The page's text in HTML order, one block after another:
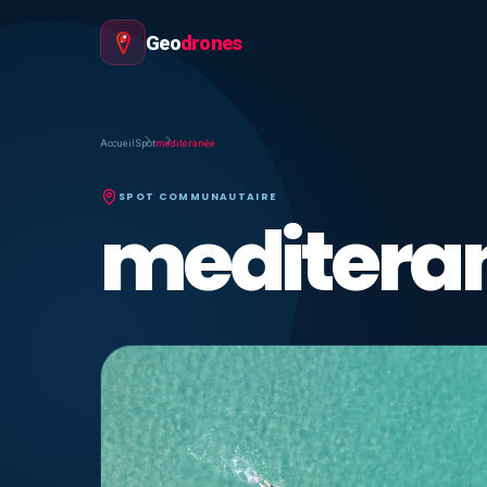
Geodrones
Accueil Spotmediteranée
SPOT COMMUNAUTAIRE